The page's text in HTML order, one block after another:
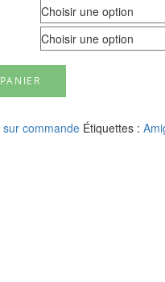
sur commande Étiquettes :